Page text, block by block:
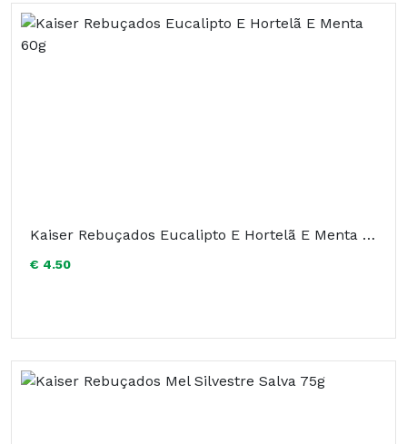
Kaiser Rebuçados Eucalipto E Hortelã E Menta 60g
€ 4.50